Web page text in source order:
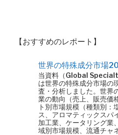
【おすすめのレポート】
世界の特殊成分市場
当資料（Global
は世界の特殊成分市場の
査・分析しました。世界
業の動向（売上、販売価
ト別市場規模（種類別：
ス、アロマティックスパ
加工業、ケータリング業
域別市場規模、流通チャ